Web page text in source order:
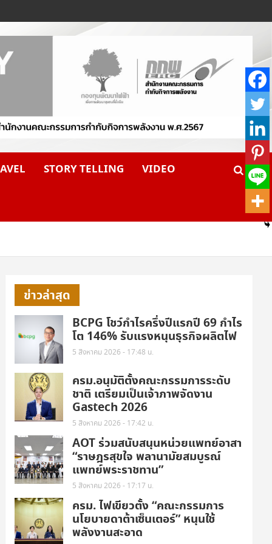
STORY TELLING VIDEO
ข่าวล่าสุด
BCPG โชว์กำไรครึ่งปีแรกปี 69 กำไร
โต 146% รับแรงหนุนธุรกิจผลิตไฟ
5 สิงหาคม 2026 - 17:48 น.
ครม.อนุมัติตั้งคณะกรรมการระดับ
ชาติ เตรียมเป็นเจ้าภาพจัดงาน
Gastech 2026
5 สิงหาคม 2026 - 17:42 น.
AOT ร่วมสนับสนุนหน่วยแพทย์อาสา
“ราษฎรสุขใจ พลานามัยสมบูรณ์
แพทย์พระราชทาน”
5 สิงหาคม 2026 - 17:17 น.
ครม. ไฟเขียวตั้ง “คณะกรรมการ
นโยบายดาต้าเซ็นเตอร์” หนุนใช้
พลังงานสะอาด